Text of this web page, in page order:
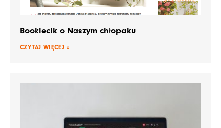
Bookiecik o Naszym chłopaku
CZYTAJ WIĘCEJ »